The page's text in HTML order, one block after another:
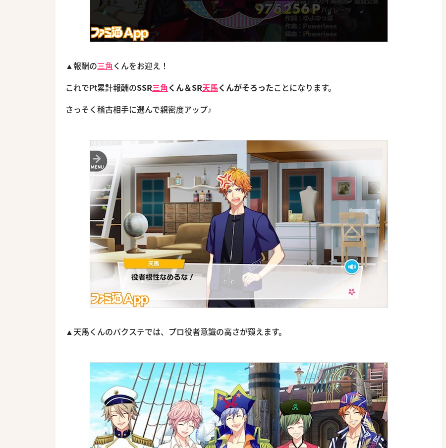
▲報酬の三角 くんをお迎え！
これでPt累計報酬のSSR三角くん＆SR天馬くんがそろったことになります。
さっそく稽古相手に選んで親密度アップ♪
▲天馬くんのバクステでは、プロ役者意識の高さが窺えます。